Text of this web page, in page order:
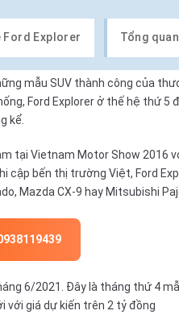
Ford Explorer Tổng
mẫu SUV thành công của
, Ford Explorer ở thế hệ thứ 5
kể.
tại Vietnam Motor Show 2016
bến thị trường Việt, Ford
, Mazda CX-9 hayMitsubishi
6/2021. Đây là tháng thứ 4
với giá dự kiến trên 2 tỷ đồng